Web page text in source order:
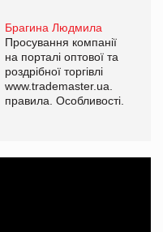
Брагина Людмила
Просування компанії
на порталі оптової та
роздрібної торгівлі
www.trademaster.ua.
правила. Особливості.